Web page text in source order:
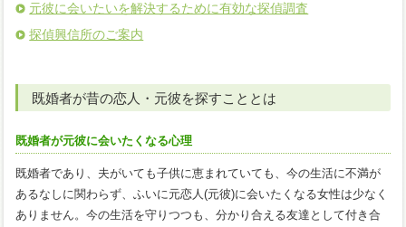
元彼に会いたいを解決するために有効な探偵調査
探偵興信所のご案内
既婚者が昔の恋人・元彼を探すこととは
既婚者が元彼に会いたくなる心理
既婚者であり、夫がいても子供に恵まれていても、今の生活に不満が
あるなしに関わらず、ふいに元恋人(元彼)に会いたくなる女性は少なく
ありません。今の生活を守りつつも、分かり合える友達として付き合